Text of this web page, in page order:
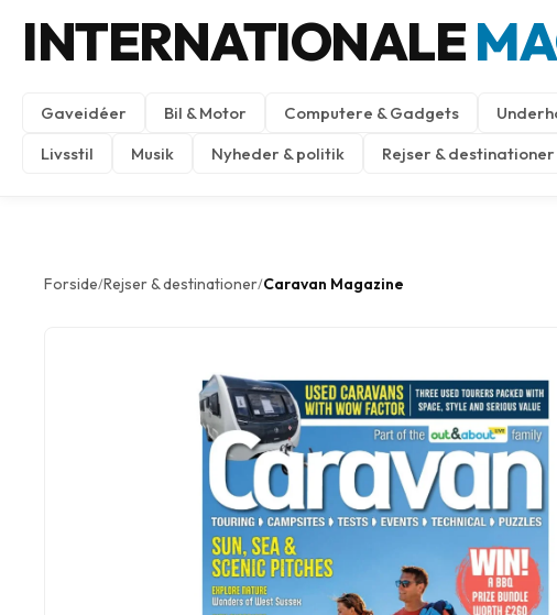
INTERNATIONALE
Gaveidéer Bil & Motor Computere & Gadgets
Livsstil
Musik Nyheder & politik Rejser & destinationer
Forside/Rejser & destinationer/Caravan Magazine